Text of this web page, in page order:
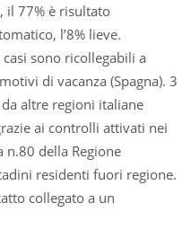
il 77% è risultato
l’8% lieve.
sono ricollegabili a
di vacanza (Spagna). 3
altre regioni italiane
ai controlli attivati nei
n.80 della Regione
residenti fuori regione.
collegato a un